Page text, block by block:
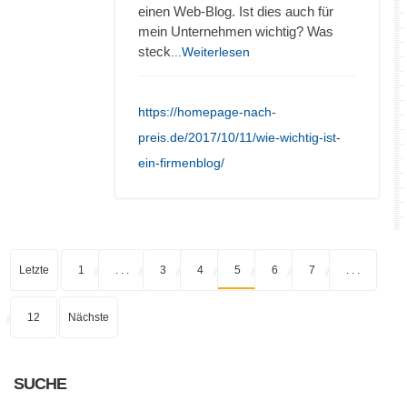
einen Web-Blog. Ist dies auch für
mein Unternehmen wichtig? Was
steck ...Weiterlesen
https://homepage-nach-
preis.de/2017/10/11/wie-wichtig-ist-
ein-firmenblog/
Letzte 1 3 4 5 6 7
12 Nächste
SUCHE